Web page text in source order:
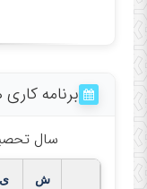
برنامه
سال تحصیلی ۱۴۰۴-۱۴۰۵
ش ی